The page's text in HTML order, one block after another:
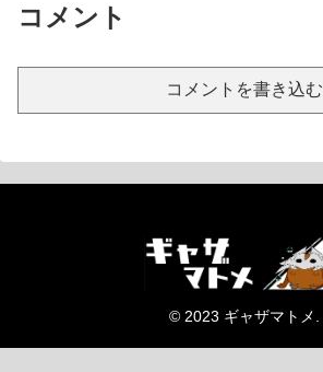
コメント
コメントを書き込む
© 2023 ギャザマトメ.